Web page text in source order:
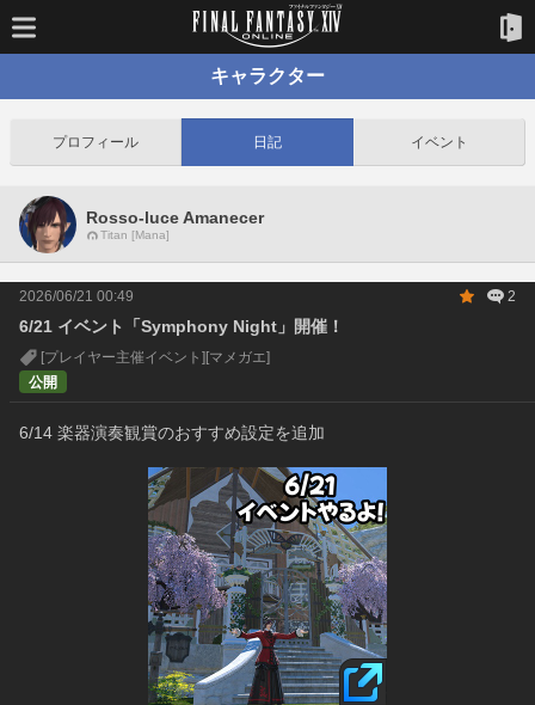
キャラクター
プロフィール 日記 イベント
Rosso-luce Amanecer
Titan [Mana]
2026/06/21 00:49 2
6/21 イベント「Symphony Night」開催！
[プレイヤー主催イベント] [マメガエ]
公開
6/14 楽器演奏観賞のおすすめ設定を追加